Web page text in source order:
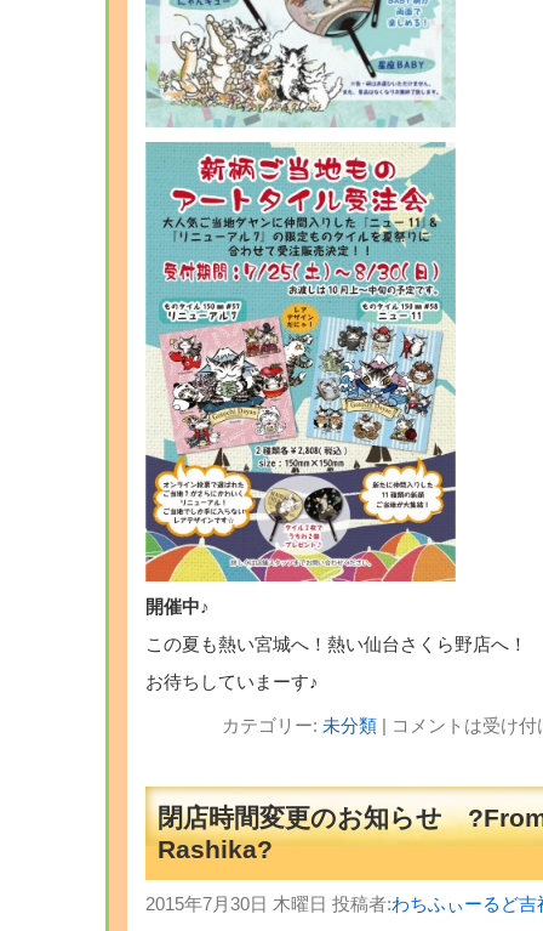
開催中♪
この夏も熱い宮城へ！熱い仙台さくら野店へ！
お待ちしていまーす♪
カテゴリー: 未分類| コメントは受け
閉店時間変更のお知らせ
Rashika?
2015年7月30日 木曜日 投稿者:わちふぃーるど